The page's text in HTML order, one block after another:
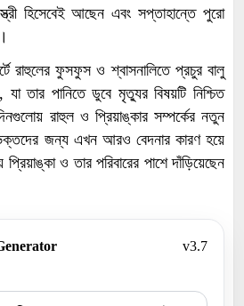
স্ত্রী হিসেবেই আছেন এবং সপ্তাহান্তে পুরো
রাহুলের ফুসফুস ও শ্বাসনালিতে প্রচুর বালু
তার পানিতে ডুবে মৃত্যুর বিষয়টি নিশ্চিত
রাহুল ও প্রিয়াঙ্কার সম্পর্কের নতুন
জন্য এখন আরও বেদনার কারণ হয়ে
ও তার পরিবারের পাশে দাঁড়িয়েছেন
v3.7